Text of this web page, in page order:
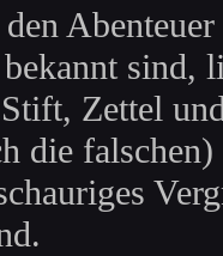
sind,
Zettel
die